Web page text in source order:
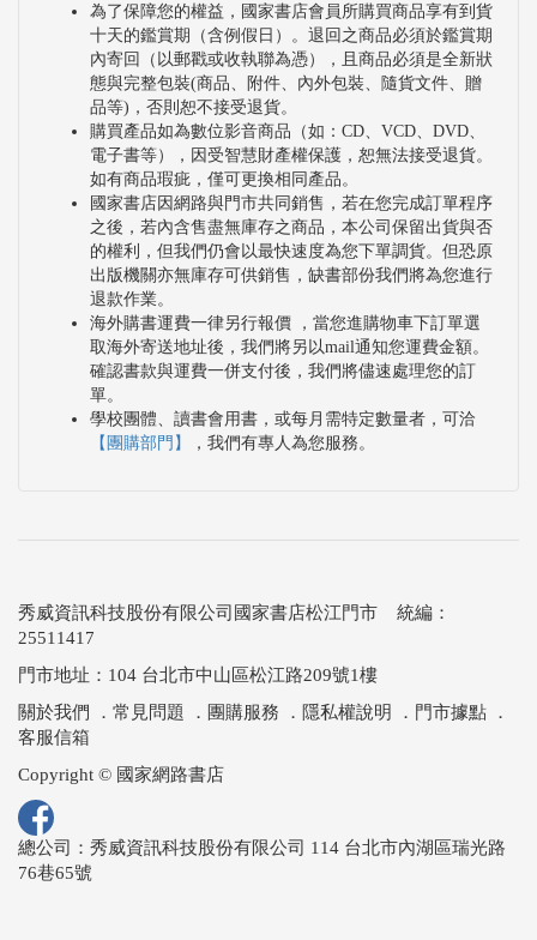
為了保障您的權益，國家書店會員所購買商品享有到貨
十天的鑑賞期（含例假日）。退回之商品必須於鑑賞期
內寄回（以郵戳或收執聯為憑），且商品必須是全新狀
態與完整包裝(商品、附件、內外包裝、隨貨文件、贈
品等)，否則恕不接受退貨。
購買產品如為數位影音商品（如：CD、VCD、DVD、
電子書等），因受智慧財產權保護，恕無法接受退貨。
如有商品瑕疵，僅可更換相同產品。
國家書店因網路與門市共同銷售，若在您完成訂單程序
之後，若內含售盡無庫存之商品，本公司保留出貨與否
的權利，但我們仍會以最快速度為您下單調貨。但恐原
出版機關亦無庫存可供銷售，缺書部份我們將為您進行
退款作業。
海外購書運費一律另行報價 ，當您進購物車下訂單選
取海外寄送地址後，我們將另以mail通知您運費金額。
確認書款與運費一併支付後，我們將儘速處理您的訂
單。
學校團體、讀書會用書，或每月需特定數量者，可洽
【團購部門】
，我們有專人為您服務。
秀威資訊科技股份有限公司國家書店松江門市 統編：
25511417
門市地址：104 台北市中山區松江路209號1樓
關於我們 ． 常見問題 ． 團購服務 ． 隱私權說明 ． 門市據點 ．
客服信箱
Copyright © 國家網路書店
總公司：秀威資訊科技股份有限公司 114 台北市內湖區瑞光路
76巷65號